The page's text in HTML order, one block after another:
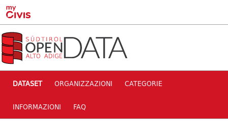
Skip to main content
DATASET ORGANIZZAZIONI CATEGORIE
INFORMAZIONI FAQ